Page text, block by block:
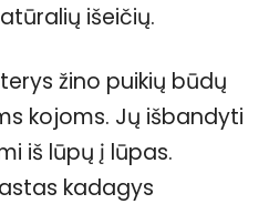
išeičių.
žino puikių būdų
kojoms. Jų išbandyti
iš lūpų į lūpas.
kadagys